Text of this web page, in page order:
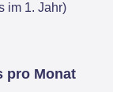
im 1. Jahr)
pro Monat